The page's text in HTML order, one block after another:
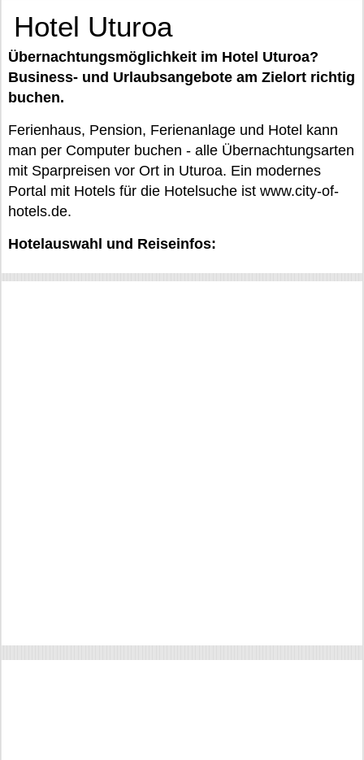
Hotel Uturoa
Übernachtungsmöglichkeit im Hotel Uturoa?
Business- und Urlaubsangebote am Zielort richtig
buchen.
Ferienhaus, Pension, Ferienanlage und Hotel kann
man per Computer buchen - alle Übernachtungsarten
mit Sparpreisen vor Ort in Uturoa. Ein modernes
Portal mit Hotels für die Hotelsuche ist www.city-of-
hotels.de.
Hotelauswahl und Reiseinfos: